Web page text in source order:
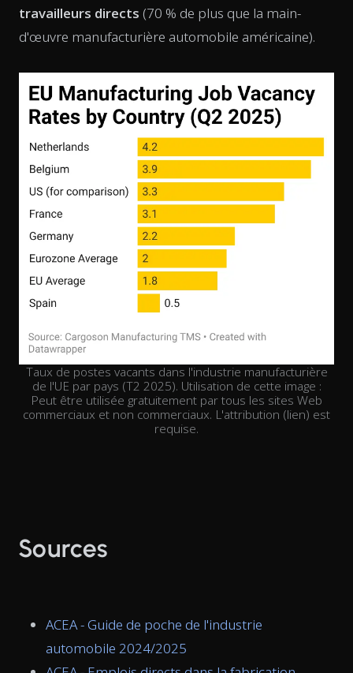
travailleurs directs (70 % de plus que la main-
d'œuvre manufacturière automobile américaine).
Taux de postes vacants dans l'industrie manufacturière
de l'UE par pays (T2 2025). Utilisation de cette image :
Peut être utilisée gratuitement par tous les sites Web
commerciaux et non commerciaux. L'attribution (lien) est
requise.
Sources
ACEA - Guide de poche de l'industrie
automobile 2024/2025